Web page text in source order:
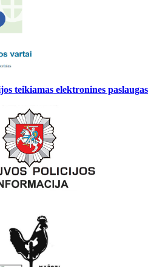
teikiamas elektronines paslaugas